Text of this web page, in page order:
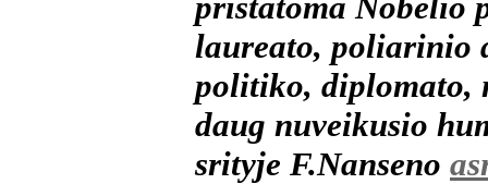
laureato, poliarinio
politiko, diplomato,
daug nuveikusio
srityje F.Nanseno